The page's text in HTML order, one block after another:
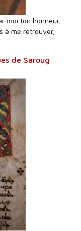
moi ton honneur,
à me retrouver,
de Saroug